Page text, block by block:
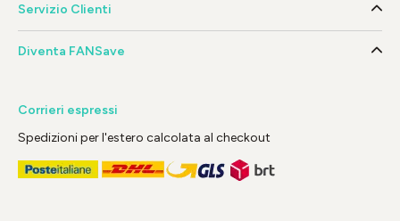
Servizio Clienti
Diventa FANSave
Corrieri espressi
Spedizioni per l'estero calcolata al checkout